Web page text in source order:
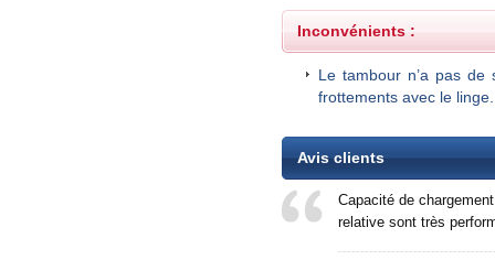
Inconvénients :
Le tambour n’a pas de
frottements avec le linge.
Avis clients
Capacité de
relative sont très